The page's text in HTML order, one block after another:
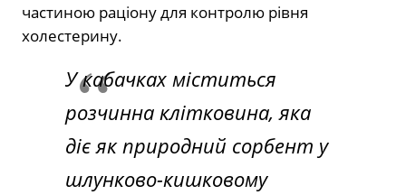
частиною раціону для контролю рівня
холестерину.
У кабачках міститься
розчинна клітковина, яка
діє як природний сорбент у
шлунково-кишковому